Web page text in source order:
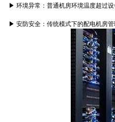
▶ 环境异常：普通机房环境温度超过设
▶ 安防安全：传统模式下的配电机房管